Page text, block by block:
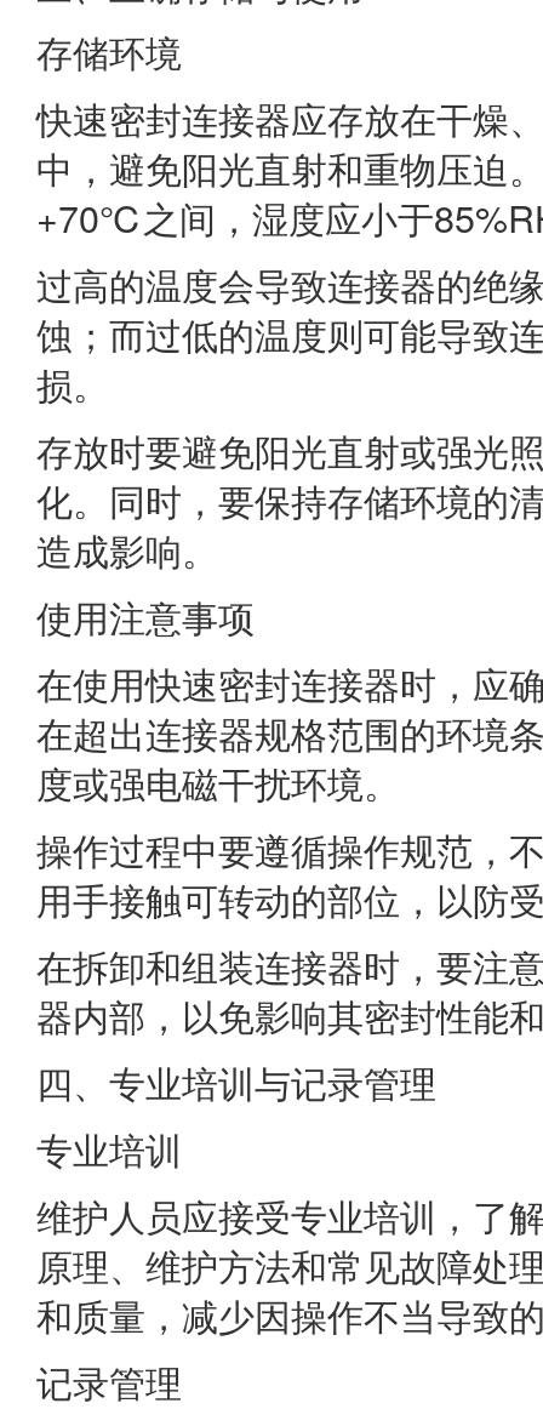
存储环境
快速密封连接器应存放在干燥
中，避免阳光直射和重物压迫
+70℃之间，湿度应小于
过高的温度会导致连接器的绝
蚀；而过低的温度则可能导致
损。
存放时要避免阳光直射或强光
化。同时，要保持存储环境的
造成影响。
使用注意事项
在使用快速密封连接器时，应
在超出连接器规格范围的环境
度或强电磁干扰环境。
操作过程中要遵循操作规范，
用手接触可转动的部位，以防
在拆卸和组装连接器时，要注
器内部，以免影响其密封性能
四、专业培训与记录管理
专业培训
维护人员应接受专业培训，了
原理、维护方法和常见故障处
和质量，减少因操作不当导致
记录管理